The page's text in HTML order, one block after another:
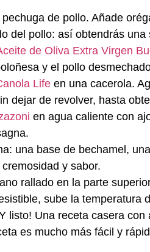
de pollo. Añade
del pollo: así obtendrás
de Oliva Extra Virgen
y el pollo
Life en una cacerola.
dejar de revolver, hasta
en agua caliente con
una base de bechamel,
y sabor.
rallado en la parte
sube la temperatura
listo! Una receta casera
es mucho más fácil y